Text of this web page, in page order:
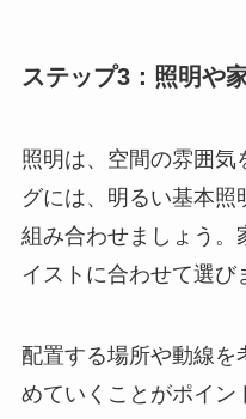
ステップ3：照明や
照明は、空間の雰囲気
グには、明るい基本照
組み合わせましょう。
イストに合わせて選び
配置する場所や動線を
めていくことがポイン